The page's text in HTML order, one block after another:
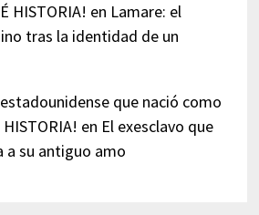
HISTORIA! en Lamare: el
tras la identidad de un
que nació como
en El exesclavo que
a su antiguo amo